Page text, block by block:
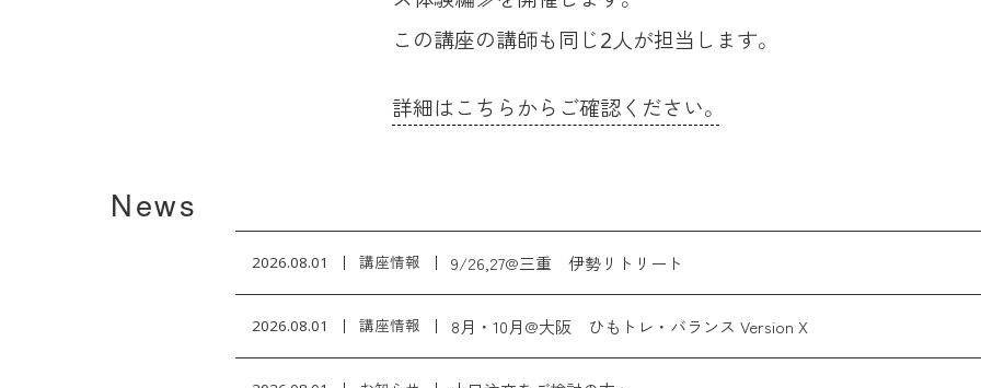
この講座の講師も同じ2人が担当します。
詳細はこちらからご確認ください。
News
2026.08.01 講座情報 9/26,27@三重 伊勢リトリート
2026.08.01 講座情報 8月・10月@大阪 ひもトレ・バランス Version X